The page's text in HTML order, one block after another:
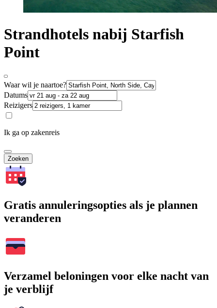
Strandhotels nabij Starfish
Point
Waar wil je naartoe?
Datums
Reizigers
Ik ga op zakenreis
Zoeken
Gratis annuleringsopties als je plannen
veranderen
Verzamel beloningen voor elke nacht van
je verblijf